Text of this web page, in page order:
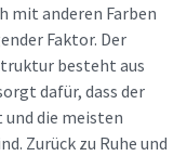
mit anderen Farben
Faktor. Der
besteht aus
dafür, dass der
die meisten
Zurück zu Ruhe und